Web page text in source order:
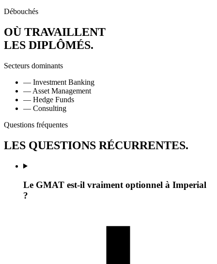
Débouchés
OÙ TRAVAILLENT
LES DIPLÔMÉS.
Secteurs dominants
— Investment Banking
— Asset Management
— Hedge Funds
— Consulting
Questions fréquentes
LES QUESTIONS RÉCURRENTES.
Le GMAT est-il vraiment optionnel à Imperial
?